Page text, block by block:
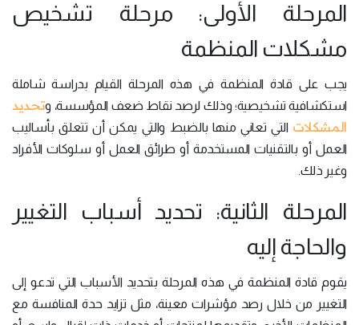
المرحلة الأولى: مرحلة تشخيص
مشكلات المنظمة
يجب على قادة المنظمة في هذه المرحلة القيام بدراسة شاملة
استكشافية تشخيصية؛ وذلك لرصد نقاط ضعف المؤسسة، وتحديد
المشكلات التي تعاني منها بالضبط والتي يمكن أن تتعلق بأساليب
العمل أو بالتقنيات المستخدمة أو طرائق العمل أو سلوكات الأفراد
وغير ذلك.
المرحلة الثانية: تحديد أسباب التغيير
والحاجة إليه
يقوم قادة المنظمة في هذه المرحلة بتحديد الأسباب التي تدعو إلى
التغيير من خلال رصد مؤشرات معينة، مثل تزايد حدة المنافسة مع